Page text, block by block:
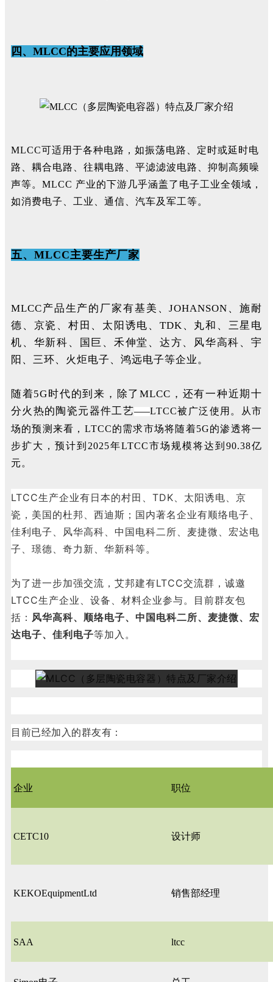
四、MLCC的主要应用领域
MLCC可适用于各种电路，如振荡电路、定时或延时电
路、耦合电路、往耦电路、平滤滤波电路、抑制高频噪
声等。MLCC 产业的下游几乎涵盖了电子工业全领域，
如消费电子、工业、通信、汽车及军工等。
五、MLCC主要生产厂家
MLCC产品生产的厂家有基美、JOHANSON、施耐
德、京瓷、村田、太阳诱电、TDK、丸和、三星电
机、华新科、国巨、禾伸堂、达方、风华高科、宇
阳、三环、火炬电子、鸿远电子等企业。
随着5G时代的到来，除了MLCC，还有一种近期十
分火热的陶瓷元器件工艺——LTCC被广泛使用。
从市
场的预测来看，LTCC的需求市场将随着5G的渗透将一
步扩大，预计到2025年LTCC市场规模将达到90.38亿
元。
LTCC生产企业有日本的村田、TDK、太阳诱电、京
瓷，美国的杜邦、西迪斯；国内著名企业有顺络电子、
佳利电子、风华高科、中国电科二所、麦捷微、宏达电
子、璟德、奇力新、华新科等。
为了进一步加强交流，艾邦建有LTCC交流群，诚邀
LTCC生产企业、设备、材料企业参与。目前群友包
括： 风华高科、顺络电子、中国电科二所、麦捷微、宏
达电子、佳利电子等加入。
目前已经加入的群友有：
企业 职位
CETC10 设计师
KEKOEquipmentLtd 销售部经理
SAA ltcc